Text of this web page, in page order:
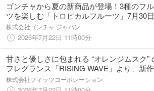
ゴンチャから夏の新商品が登場！3種のフ
ツを楽しむ「トロピカルフルーツ」7月30日
(木)より期間限定販売
株式会社ゴンチャ ジャパン
2026年7月22日 11時00分
甘さと優しさに包まれる “オレンジムスク”
フレグランス「RISING WAVE」より、新作
「ヴェールオレンジ」が登場！
株式会社フィッツコーポレーション